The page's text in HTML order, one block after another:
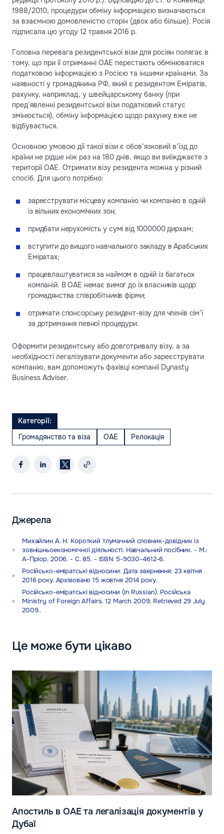
1988/2010, процедури обміну інформацією визначаються
за взаємною домовленістю сторін (двох або більше). Росія
підписала цю угоду 12 травня 2016 р.
Головна перевага резидентської візи для росіян полягає в
тому, що при її отриманні ОАЕ перестають обмінюватися
податковою інформацією з Росією та іншими країнами. За
наявності у громадянина РФ, який є резидентом Еміратів,
рахунку, наприклад, у швейцарському банку (при
пред’явленні резидентської візи податковий статус
змінюється), обміну інформацією щодо рахунку вже не
відбувається.
Основною умовою дії такої візи є обов’язковий в’їзд до
країни не рідше ніж раз на 180 днів, якщо ви виїжджаєте з
території ОАЕ. Отримати візу резидента можна у різний
спосіб. Для цього потрібно:
зареєструвати місцеву компанію чи компанію в одній
із вільних економічних зон;
придбати нерухомість у сумі від 1000000 дирхам;
вступити до вищого навчального закладу в Арабських
Еміратах;
працевлаштуватися за наймом в одній із багатьох
компаній. В ОАЕ немає вимог до їх власників щодо
громадянства співробітників фірми;
отримати спонсорську резидент-візу для членів сім’ї
за дотримання певної процедури.
Оформити резидентську або довготривалу візу, а за
необхідності легалізувати документи або зареєструвати
компанію, вам допоможуть фахівці компанії Dynasty
Business Adviser.
Категорії:
Громадянство та віза
ОАЕ Релокація
Джерела
Михайлин А. Н. Короткий тлумачний словник-довідник із
зовнішньоекономічної діяльності: Навчальний посібник. - М.:
А-Пріор, 2006. - С. 85. - ISBN 5-9030-4612-6.
Російсько-еміратські відносини. Дата звернення: 23 квітня
2016 року. Архівовано 15 жовтня 2014 року.
Російсько-еміратські відносини (in Russian). Російська
Ministry of Foreign Affairs. 12 March 2009. Retrieved 29 July
2009..
Це може бути цікаво
Апостиль в ОАЕ та легалізація документів у
Дубаї